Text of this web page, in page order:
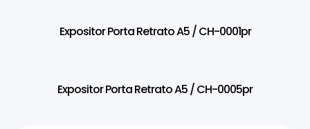
Expositor Porta Retrato A5 / CH-0001pr
Expositor Porta Retrato A5 / CH-0005pr